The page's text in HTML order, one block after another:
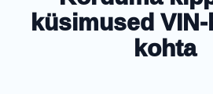
küsimused
kohta